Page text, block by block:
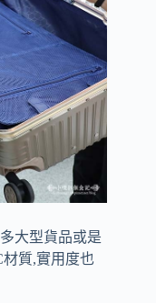
大型貨品或是
質,實用度也